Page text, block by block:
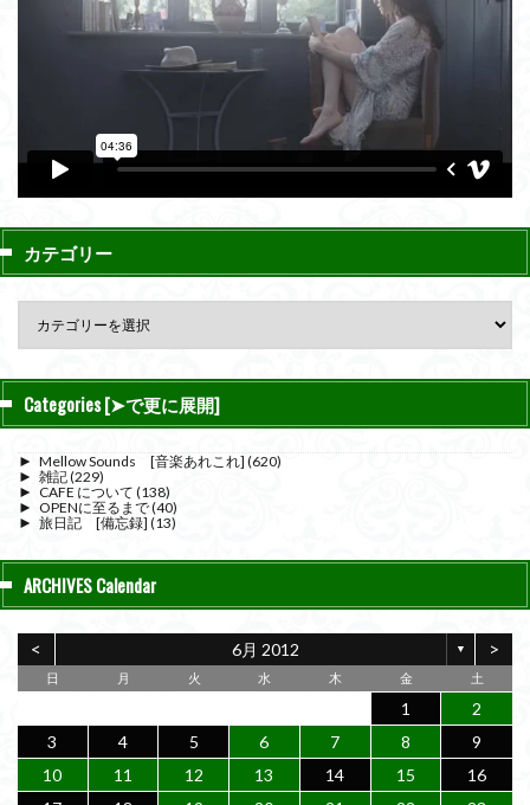
カテゴリー
Categories [➤で更に展開]
► Mellow Sounds [音楽あれこれ] (620)
► 雑記(229)
► CAFE について (138)
► OPENに至るまで(40)
► 旅日記 [備忘録] (13)
ARCHIVES Calendar
< 6月 2012 ▼ >
日 月 火 水 木 金 土
1
2
3
4 5 6 7 8
9
10
11 12 13 14 15
16